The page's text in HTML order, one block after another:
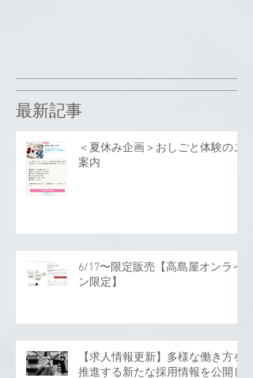
最新記事
＜夏休み企画＞おしごと体験のご
案内
6/17〜限定販売【高島屋オンライ
ン限定】
【求人情報更新】多様な働き方を
推進する新たな採用情報を公開し